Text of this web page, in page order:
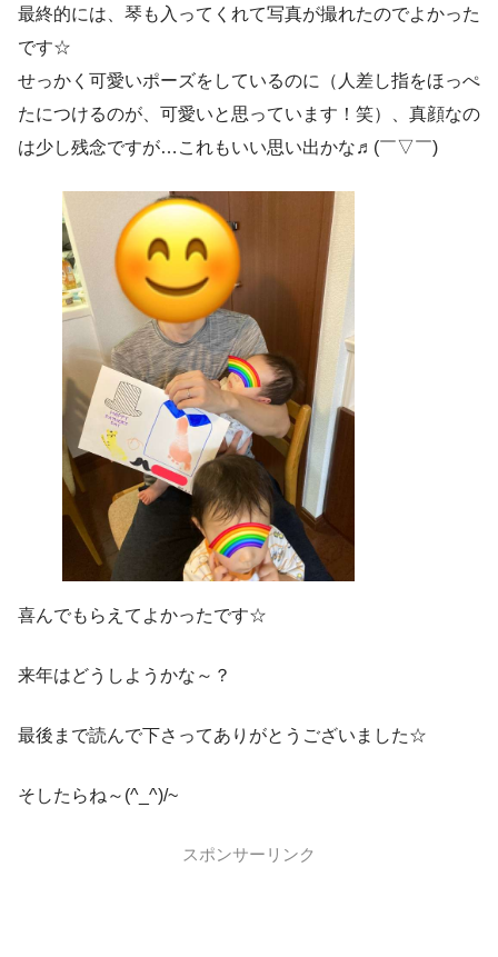
最終的には、琴も入ってくれて写真が撮れたのでよかった
です☆
せっかく可愛いポーズをしているのに（人差し指をほっぺ
たにつけるのが、可愛いと思っています！笑）、真顔なの
は少し残念ですが…これもいい思い出かな♬(￣▽￣)
喜んでもらえてよかったです☆
来年はどうしようかな～？
最後まで読んで下さってありがとうございました☆
そしたらね～(^_^)/~
スポンサーリンク